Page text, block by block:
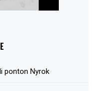
ponton Nyrok